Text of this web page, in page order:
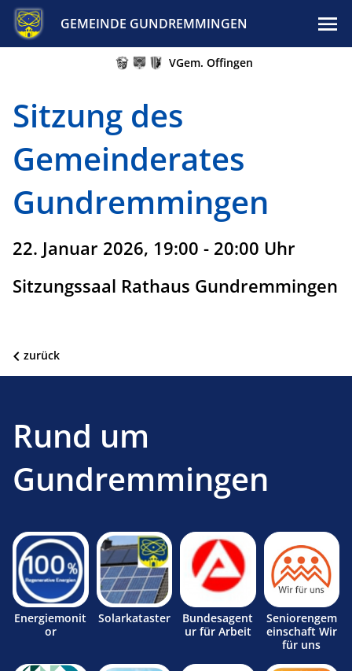
GEMEINDE GUNDREMMINGEN
VGem. Offingen
Sitzung des
Gemeinderates
Gundremmingen
22. Januar 2026, 19:00 - 20:00 Uhr
Sitzungssaal Rathaus Gundremmingen
zurück
Rund um
Gundremmingen
Energiemonit
or
Solarkataster
Bundesagent
ur für Arbeit
Seniorengem
einschaft Wir
für uns